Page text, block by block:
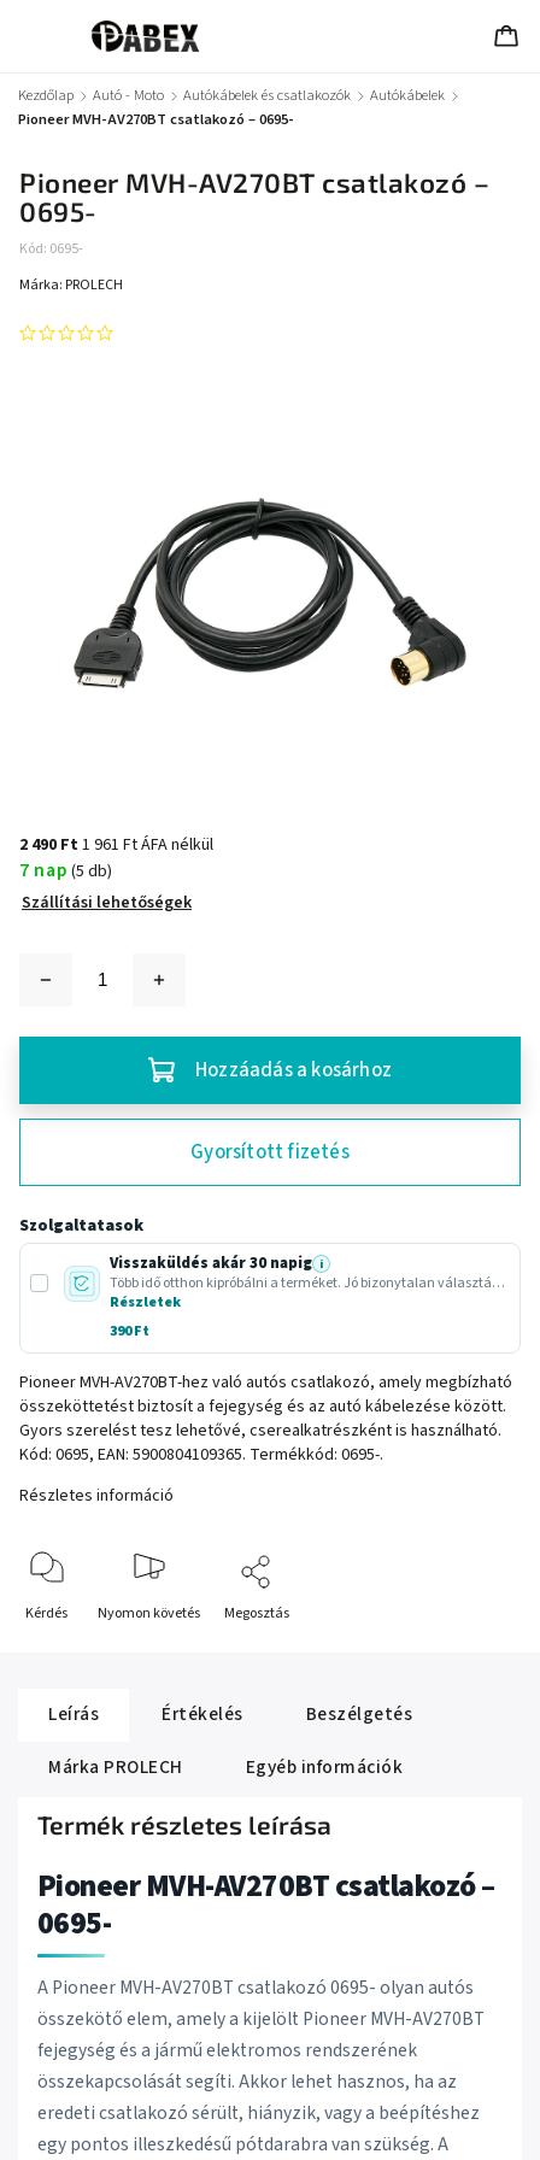
Kezdőlap / Autó - Moto / Autókábelek és csatlakozók / Autókábelek /
Pioneer MVH-AV270BT csatlakozó – 0695-
Pioneer MVH-AV270BT csatlakozó –
0695-
Kód: 0695-
Márka: PROLECH
2 490 Ft1 961 Ft ÁFA nélkül
7 nap (5 db)
Szállítási lehetőségek
Hozzáadás a kosárhoz
Gyorsított fizetés
Szolgaltatasok
Visszaküldés akár 30 napig i
Több idő otthon kipróbálni a terméket. Jó bizonytalan választásnál vagy ajándéknál.
Részletek
390 Ft
Pioneer MVH-AV270BT-hez való autós csatlakozó, amely megbízható
összeköttetést biztosít a fejegység és az autó kábelezése között.
Gyors szerelést tesz lehetővé, cserealkatrészként is használható.
Kód: 0695, EAN: 5900804109365. Termékkód: 0695-.
Részletes információ
Kérdés Nyomon követés Megosztás
Leírás Értékelés
Beszélgetés
Márka PROLECH Egyéb információk
Termék részletes leírása
Pioneer MVH-AV270BT csatlakozó –
0695-
A Pioneer MVH-AV270BT csatlakozó 0695- olyan autós
összekötő elem, amely a kijelölt Pioneer MVH-AV270BT
fejegység és a jármű elektromos rendszerének
összekapcsolását segíti. Akkor lehet hasznos, ha az
eredeti csatlakozó sérült, hiányzik, vagy a beépítéshez
egy pontos illeszkedésű pótdarabra van szükség. A